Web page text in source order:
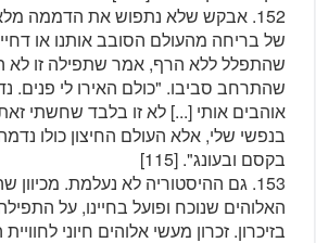
152. אבקש שלא נתפוש את הדממה
של בריחה מהעולם הסובב אותנו או
שהתפלל ללא הרף, אמר שתפילה זו לא
שהתרחב סביבו. "כולם האירו לי פנים.
אוהבים אותי [...] לא זו בלבד שחשתי
בנפשי שלי, אלא העולם החיצון כולו
בקסם ובעונג". [115]
153. גם ההיסטוריה לא נעלמת. מכיוון
האלוהים שנוכח ופועל בחיינו, על
בזיכרון. זכרון מעשי אלוהים חיוני